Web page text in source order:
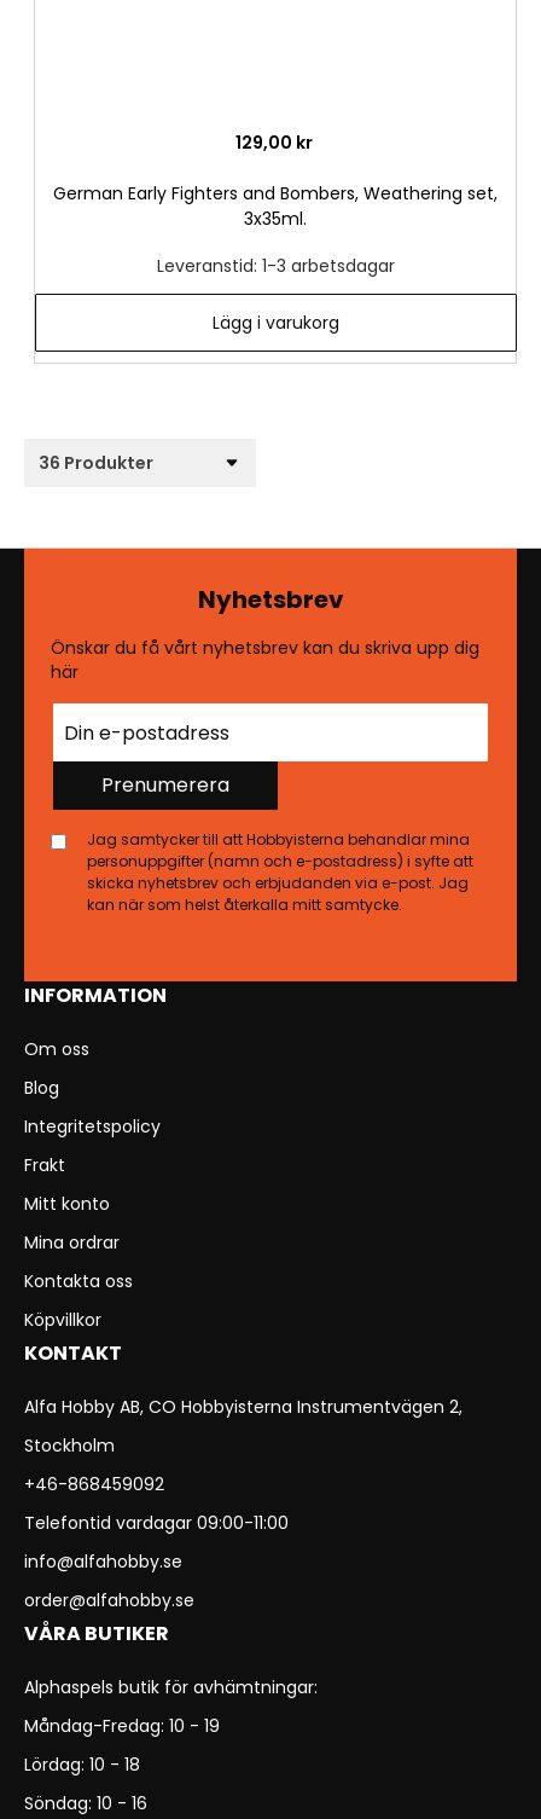
129,00 kr
German Early Fighters and Bombers, Weathering set,
3x35ml.
Leveranstid: 1-3 arbetsdagar
Lägg i varukorg
INFORMATION
Om oss
Blog
Integritetspolicy
Frakt
Mitt konto
Mina ordrar
Kontakta oss
Köpvillkor
KONTAKT
Alfa Hobby AB, CO Hobbyisterna Instrumentvägen 2,
Stockholm
+46-868459092
Telefontid vardagar 09:00-11:00
info@alfahobby.se
order@alfahobby.se
VÅRA BUTIKER
Alphaspels butik för avhämtningar:
Måndag-Fredag: 10 - 19
Lördag: 10 - 18
Söndag: 10 - 16
Nyhetsbrev
Önskar du få vårt nyhetsbrev kan du skriva upp dig
här
Prenumerera
Jag samtycker till att Hobbyisterna behandlar mina
personuppgifter (namn och e-postadress) i syfte att
skicka nyhetsbrev och erbjudanden via e-post. Jag
kan när som helst återkalla mitt samtycke.